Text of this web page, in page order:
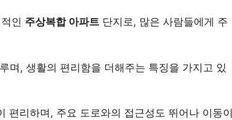
인 주상복합 아파트 단지로, 많은 사람들에게 주
며, 생활의 편리함을 더해주는 특징을 가지고 있
편리하며, 주요 도로와의 접근성도 뛰어나 이동이